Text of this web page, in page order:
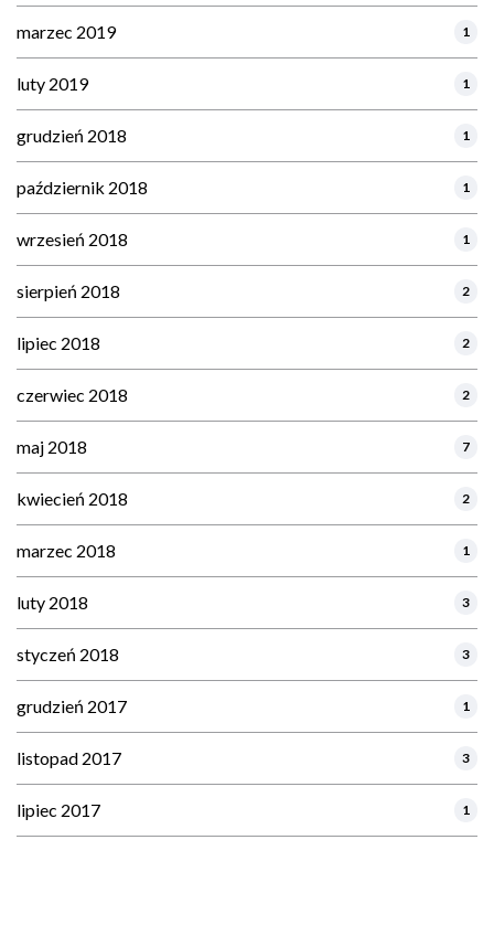
marzec 2019 1
luty 2019 1
grudzień 2018 1
październik 2018 1
wrzesień 2018 1
sierpień 2018 2
lipiec 2018 2
czerwiec 2018 2
maj 2018 7
kwiecień 2018 2
marzec 2018 1
luty 2018 3
styczeń 2018 3
grudzień 2017 1
listopad 2017 3
lipiec 2017 1